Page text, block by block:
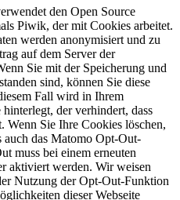
den Open Source
Piwik, der mit Cookies arbeitet.
werden anonymisiert und zu
auf dem Server der
Sie mit der Speicherung und
sind, können Sie diese
Fall wird in Ihrem
der verhindert, dass
Wenn Sie Ihre Cookies löschen,
auch das Matomo Opt-Out-
muss bei einem erneuten
aktiviert werden. Wir weisen
Nutzung der Opt-Out-Funktion
dieser Webseite